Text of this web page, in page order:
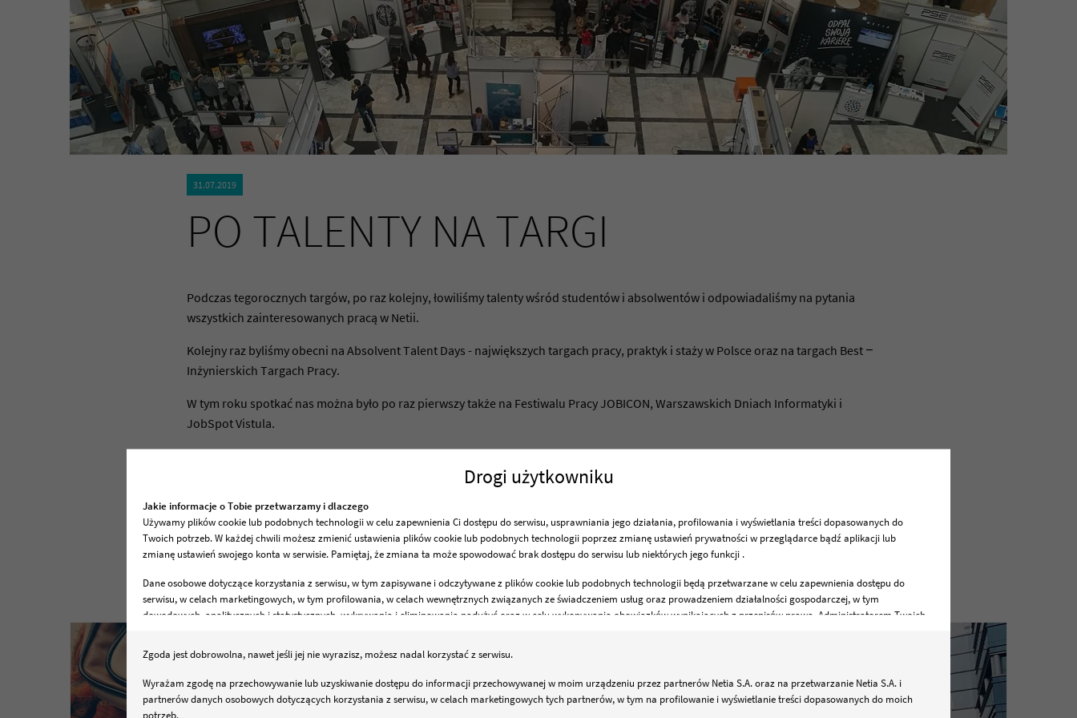
Drogi użytkowniku
Jakie informacje o Tobie przetwarzamy i dlaczego
Używamy plików cookie lub podobnych technologii w celu zapewnienia Ci dostępu do serwisu, usprawniania jego działania, profilowania i wyświetlania treści dopasowanych do
Twoich potrzeb. W każdej chwili możesz zmienić ustawienia plików cookie lub podobnych technologii poprzez zmianę ustawień prywatności w przeglądarce bądź aplikacji lub
zmianę ustawień swojego konta w serwisie. Pamiętaj, że zmiana ta może spowodować brak dostępu do serwisu lub niektórych jego funkcji .
Dane osobowe dotyczące korzystania z serwisu, w tym zapisywane i odczytywane z plików cookie lub podobnych technologii będą przetwarzane w celu zapewnienia dostępu do
serwisu, w celach marketingowych, w tym profilowania, w celach wewnętrznych związanych ze świadczeniem usług oraz prowadzeniem działalności gospodarczej, w tym
dowodowych, analitycznych i statystycznych, wykrywania i eliminowania nadużyć oraz w celu wykonywania obowiązków wynikających z przepisów prawa. Administratorem Twoich
Twoje prawa
Przysługuje Ci prawo do dostępu do danych, ich usunięcia, ograniczenia przetwarzania, przenoszenia, sprzeciwu, sprostowania oraz cofnięcia zgód w każdym czasie.
Sprawdź szczegóły
Zgoda jest dobrowolna, nawet jeśli jej nie wyrazisz, możesz nadal korzystać z serwisu.
Wyrażam zgodę na przechowywanie lub uzyskiwanie dostępu do informacji przechowywanej w moim urządzeniu przez partnerów Netia S.A. oraz na przetwarzanie Netia S.A. i
partnerów danych osobowych dotyczących korzystania z serwisu, w celach marketingowych tych partnerów, w tym na profilowanie i wyświetlanie treści dopasowanych do moich
31.07.2019
PO TALENTY NA TARGI
Podczas tegorocznych targów, po raz kolejny, łowiliśmy talenty wśród studentów i absolwentów i odpowiadaliśmy na pytania
wszystkich zainteresowanych pracą w Netii.
Kolejny raz byliśmy obecni na Absolvent Talent Days - największych targach pracy, praktyk i staży w Polsce oraz na targach Best –
Inżynierskich Targach Pracy.
W tym roku spotkać nas można było po raz pierwszy także na Festiwalu Pracy JOBICON, Warszawskich Dniach Informatyki i
JobSpot Vistula.
POWIĄZANE ARTYKUŁY